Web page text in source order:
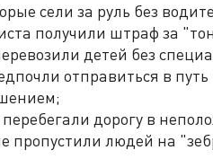
сели за руль без
получили штраф за
детей без
отправиться в
дорогу в
пропустили людей на